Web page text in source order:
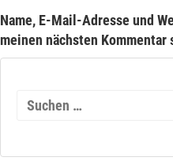
Name, E-Mail-Adresse und
meinen nächsten Kommentar
Suchen